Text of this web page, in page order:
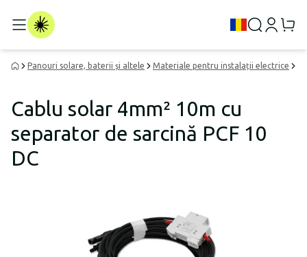
Panouri solare, baterii și altele Materiale pentru instalații electrice
Cablu solar 4mm² 10m cu
separator de sarcină PCF 10
DC